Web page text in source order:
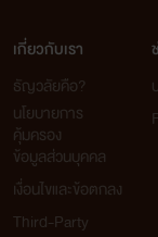
เกี่ยวกับเรา
ธัญวลัยคือ?
นโยบายการ
คุ้มครอง
ข้อมูลส่วนบุคคล
เงื่อนไขและข้อตกลง
Third-Party